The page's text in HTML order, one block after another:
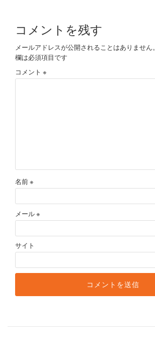
コメントを残す
メールアドレスが公開されることはありません。
欄は必須項目です
コメント ※
名前※
メール※
サイト